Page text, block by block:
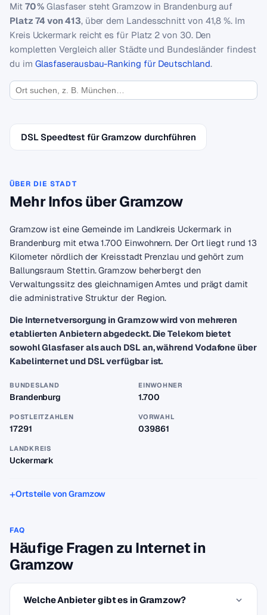
Mit 70 % Glasfaser steht Gramzow in Brandenburg auf
Platz 74 von 413, über dem Landesschnitt von 41,8 %. Im
Kreis Uckermark reicht es für Platz 2 von 30. Den
kompletten Vergleich aller Städte und Bundesländer findest
du im Glasfaserausbau-Ranking für Deutschland.
DSL Speedtest für Gramzow durchführen
ÜBER DIE STADT
Mehr Infos über Gramzow
Gramzow ist eine Gemeinde im Landkreis Uckermark in
Brandenburg mit etwa 1.700 Einwohnern. Der Ort liegt rund 13
Kilometer nördlich der Kreisstadt Prenzlau und gehört zum
Ballungsraum Stettin. Gramzow beherbergt den
Verwaltungssitz des gleichnamigen Amtes und prägt damit
die administrative Struktur der Region.
Die Internetversorgung in Gramzow wird von mehreren
etablierten Anbietern abgedeckt. Die Telekom bietet
sowohl Glasfaser als auch DSL an, während Vodafone über
Kabelinternet und DSL verfügbar ist.
BUNDESLAND
Brandenburg
EINWOHNER
1.700
POSTLEITZAHLEN
17291
VORWAHL
039861
LANDKREIS
Uckermark
Ortsteile von Gramzow
FAQ
Häufige Fragen zu Internet in
Gramzow
Welche Anbieter gibt es in Gramzow?